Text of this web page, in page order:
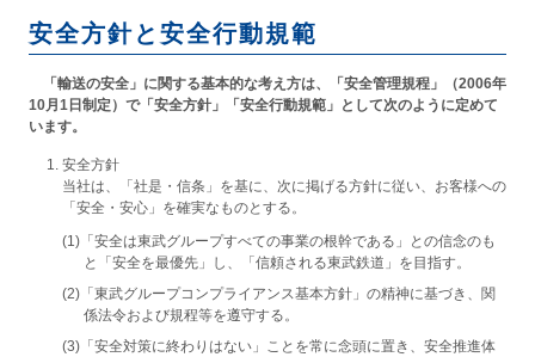
安全方針と安全行動規範
「輸送の安全」に関する基本的な考え方は、「安全管理規程」（2006年
10月1日制定）で「安全方針」「安全行動規範」として次のように定めて
います。
安全方針
当社は、「社是・信条」を基に、次に掲げる方針に従い、お客様への
「安全・安心」を確実なものとする。
(1)「安全は東武グループすべての事業の根幹である」との信念のも
と「安全を最優先」し、「信頼される東武鉄道」を目指す。
(2)「東武グループコンプライアンス基本方針」の精神に基づき、関
係法令および規程等を遵守する。
(3)「安全対策に終わりはない」ことを常に念頭に置き、安全推進体